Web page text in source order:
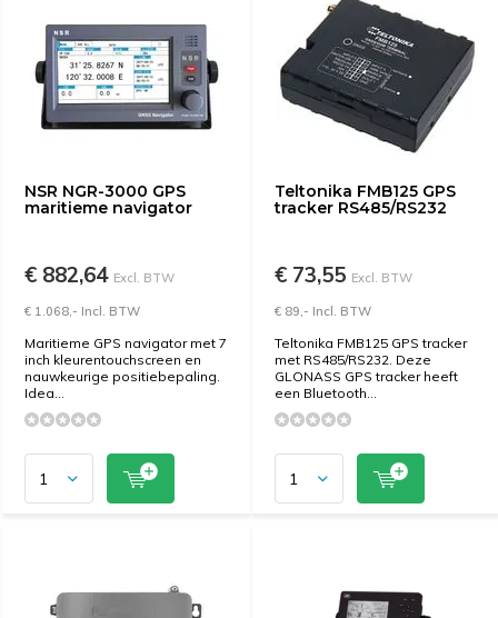
NSR NGR-3000 GPS
maritieme navigator
€ 882,64 Excl. BTW
€ 1.068,- Incl. BTW
Maritieme GPS navigator met 7
inch kleurentouchscreen en
nauwkeurige positiebepaling.
Idea...
Teltonika FMB125 GPS
tracker RS485/RS232
€ 73,55 Excl. BTW
€ 89,- Incl. BTW
Teltonika FMB125 GPS tracker
met RS485/RS232. Deze
GLONASS GPS tracker heeft
een Bluetooth...